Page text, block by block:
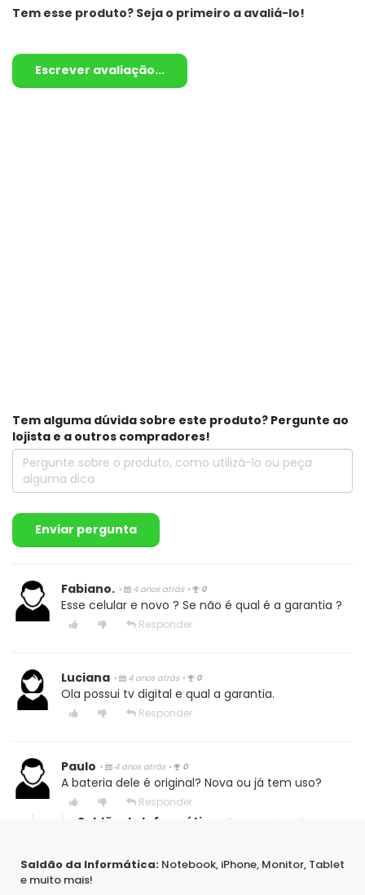
Tem esse produto? Seja o primeiro a avaliá-lo!
Escrever avaliação...
Tem alguma dúvida sobre este produto? Pergunte ao
lojista e a outros compradores!
Enviar pergunta
Fabiano. • 4 anos atrás • 0
Esse celular e novo ? Se não é qual é a garantia ?
Responder
Luciana • 4 anos atrás • 0
Ola possui tv digital e qual a garantia.
Responder
Paulo • 4 anos atrás • 0
A bateria dele é original? Nova ou já tem uso?
Responder
Saldão da Informática 4 anos atrás 0
pode ser original ou genérica. Você já deve ter
percebido que chamamos nossos produtos de
Saldão da Informática: Notebook, iPhone, Monitor, Tablet
e muito mais!